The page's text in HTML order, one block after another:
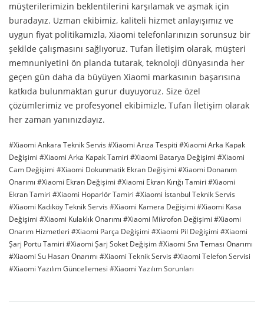
müşterilerimizin beklentilerini karşılamak ve aşmak için
buradayız. Uzman ekibimiz, kaliteli hizmet anlayışımız ve
uygun fiyat politikamızla, Xiaomi telefonlarınızın sorunsuz bir
şekilde çalışmasını sağlıyoruz. Tufan İletişim olarak, müşteri
memnuniyetini ön planda tutarak, teknoloji dünyasında her
geçen gün daha da büyüyen Xiaomi markasının başarısına
katkıda bulunmaktan gurur duyuyoruz. Size özel
çözümlerimiz ve profesyonel ekibimizle, Tufan İletişim olarak
her zaman yanınızdayız.
Xiaomi Ankara Teknik Servis Xiaomi Arıza Tespiti
Xiaomi Arka Kapak
Değişimi
Xiaomi Arka Kapak Tamiri Xiaomi Batarya Değişimi
Xiaomi
Cam Değişimi
Xiaomi Dokunmatik Ekran Değişimi
Xiaomi Donanım
Onarımı
Xiaomi Ekran Değişimi Xiaomi Ekran Kırığı Tamiri
Xiaomi
Ekran Tamiri
Xiaomi Hoparlör Tamiri
Xiaomi İstanbul Teknik Servis
Xiaomi Kadıköy Teknik Servis
Xiaomi Kamera Değişimi
Xiaomi Kasa
Değişimi
Xiaomi Kulaklık Onarımı Xiaomi Mikrofon Değişimi
Xiaomi
Onarım Hizmetleri
Xiaomi Parça Değişimi Xiaomi Pil Değişimi
Xiaomi
Şarj Portu Tamiri
Xiaomi Şarj Soket Değişim
Xiaomi Sıvı Teması Onarımı
Xiaomi Su Hasarı Onarımı
Xiaomi Teknik Servis
Xiaomi Telefon Servisi
Xiaomi Yazılım Güncellemesi
Xiaomi Yazılım Sorunları